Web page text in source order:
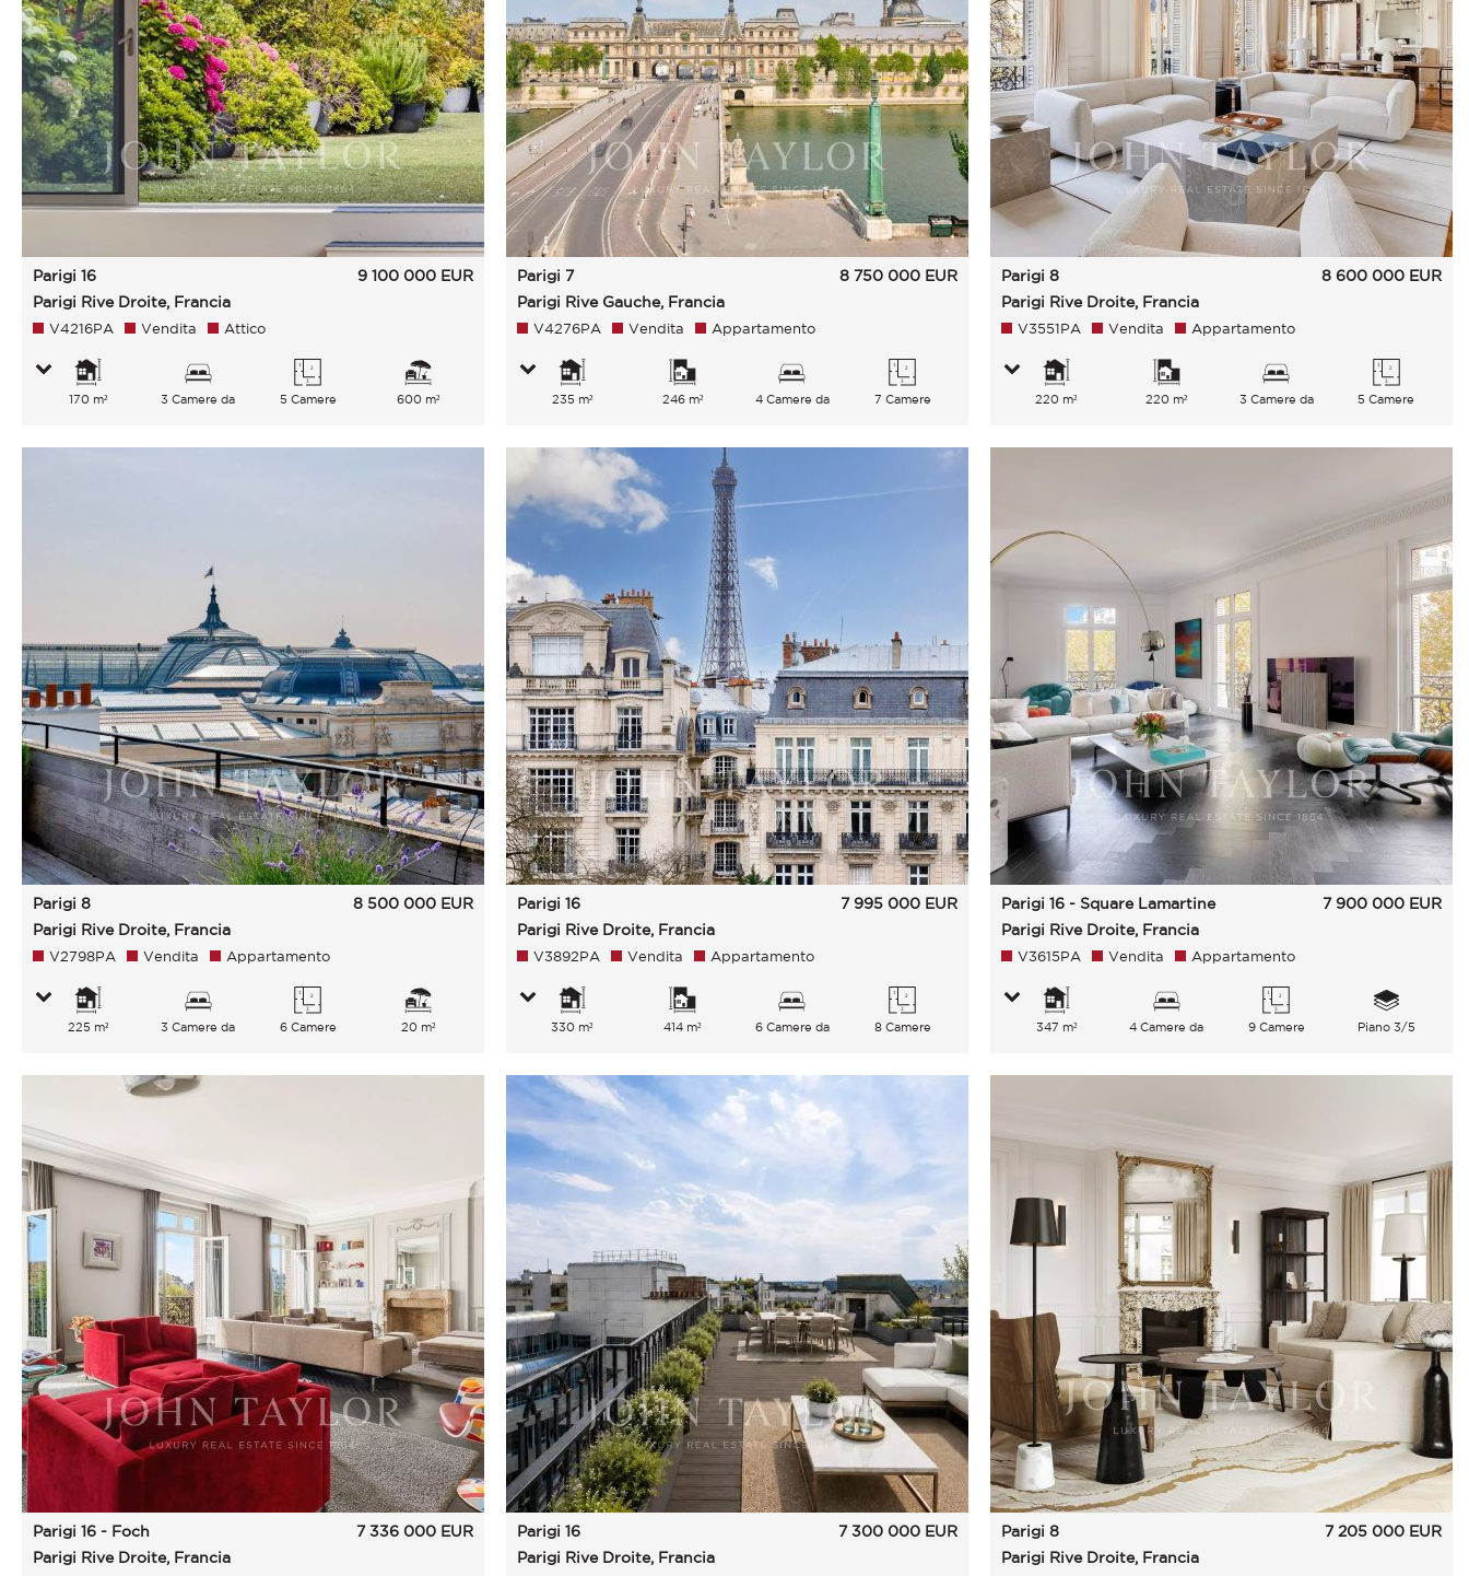
Parigi 16
Parigi Rive Droite, Francia
9 100 000 EUR
V4216PA Vendita Attico
170 m²
3 Camere da
5 Camere 600 m²
Parigi 7
Parigi Rive Gauche, Francia
8 750 000 EUR
V4276PA Vendita Appartamento
235 m² 246 m²
4 Camere da
7 Camere
Parigi 8
Parigi Rive Droite, Francia
8 600 000 EUR
V3551PA Vendita Appartamento
220 m² 220 m²
3 Camere da
5 Camere
Parigi 8
Parigi Rive Droite, Francia
8 500 000 EUR
V2798PA Vendita Appartamento
225 m²
3 Camere da
6 Camere 20 m²
Parigi 16
Parigi Rive Droite, Francia
7 995 000 EUR
V3892PA Vendita Appartamento
330 m² 414 m²
6 Camere da
8 Camere
Parigi 16 - Square Lamartine
Parigi Rive Droite, Francia
7 900 000 EUR
V3615PA Vendita Appartamento
347 m²
4 Camere da
9 Camere Piano 3/5
Parigi 16 - Foch
Parigi Rive Droite, Francia
7 336 000 EUR
Parigi 16
Parigi Rive Droite, Francia
7 300 000 EUR
Parigi 8
Parigi Rive Droite, Francia
7 205 000 EUR